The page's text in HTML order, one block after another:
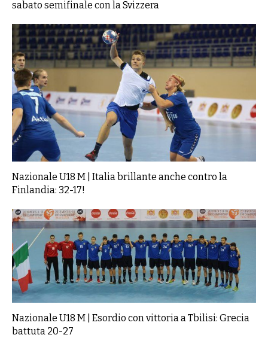
sabato semifinale con la Svizzera
Nazionale U18 M | Italia brillante anche contro la
Finlandia: 32-17!
Nazionale U18 M | Esordio con vittoria a Tbilisi: Grecia
battuta 20-27